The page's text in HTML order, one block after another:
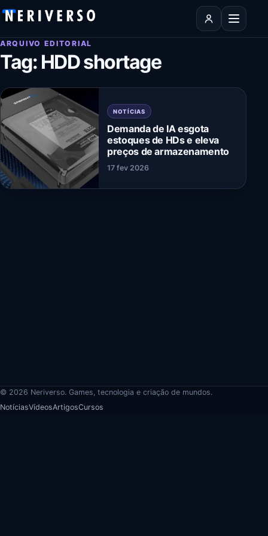
Pular para o conteúdo
Abrir
ARQUIVO EDITORIAL
Tag: HDD shortage
NOTÍCIAS
Demanda de IA esgota
estoques de HDs e eleva
preços de armazenamento
17 fev 2026
© 2026 Neriverso. Games, tecnologia e criação de mundos.
NotíciasVídeosArtigosCursos